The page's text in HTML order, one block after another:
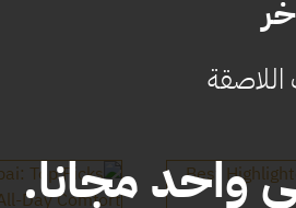
واحد مجانا.